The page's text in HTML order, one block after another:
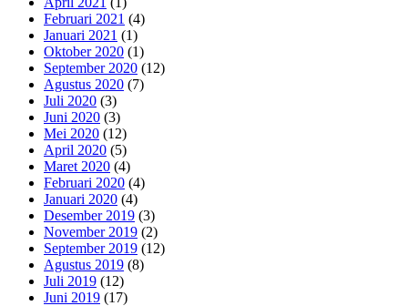
Februari 2021 (4)
Januari 2021 (1)
Oktober 2020 (1)
September 2020 (12)
Agustus 2020 (7)
Juli 2020 (3)
Juni 2020 (3)
Mei 2020 (12)
April 2020 (5)
Maret 2020 (4)
Februari 2020 (4)
Januari 2020 (4)
Desember 2019 (3)
November 2019 (2)
September 2019 (12)
Agustus 2019 (8)
Juli 2019 (12)
Juni 2019 (17)